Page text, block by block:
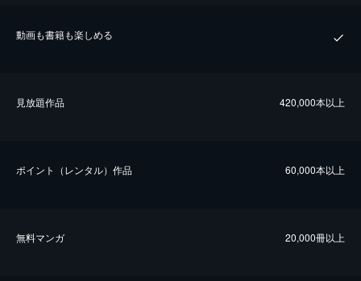
動画も書籍も楽しめる
⾒放題作品 420,000本以上
ポイント（レンタル）作品 60,000本以上
無料マンガ 20,000冊以上